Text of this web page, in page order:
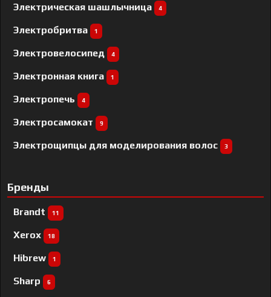
Электрическая шашлычница 4
Электробритва 1
Электровелосипед 4
Электронная книга 1
Электропечь 4
Электросамокат 9
Электрощипцы для моделирования волос 3
Бренды
Brandt 11
Xerox 18
Hibrew 1
Sharp 6